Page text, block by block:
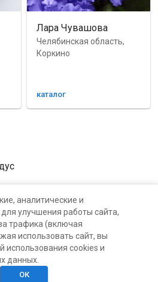
Лара Чувашова
Челябинская область,
Коркино
каталог
аналитические и
улучшения работы сайта,
трафика (включая
использовать сайт, вы
использования cookies и
данных.
ОК